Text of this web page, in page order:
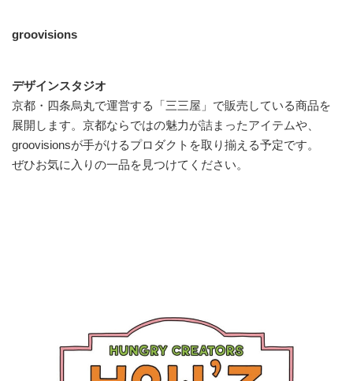
groovisions
デザインスタジオ
京都・四条烏丸で運営する「三三屋」で販売している商品を
展開します。京都ならではの魅力が詰まったアイテムや、
groovisionsが手がけるプロダクトを取り揃える予定です。
ぜひお気に入りの一品を見つけてください。